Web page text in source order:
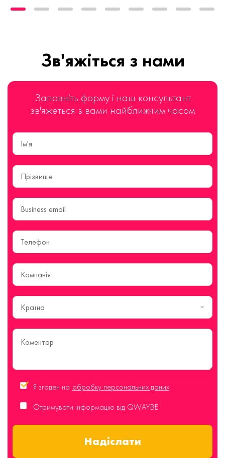
Зв'яжіться з нами
Заповніть форму і наш консультант
зв'яжеться з вами найближчим часом
Країна
Я згоден на обробку персональних даних
Отримувати інформацію від QWAYBE
Надіслати